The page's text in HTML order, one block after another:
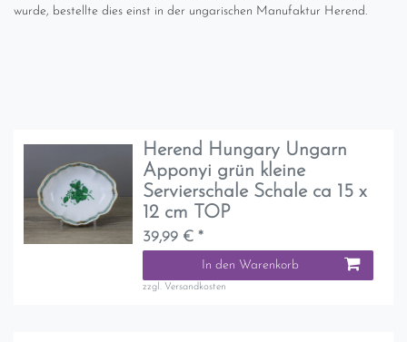
wurde, bestellte dies einst in der ungarischen Manufaktur Herend.
Herend Hungary Ungarn
Apponyi grün kleine
Servierschale Schale ca 15 x
12 cm TOP
39,99 € *
In den Warenkorb
zzgl. Versandkosten